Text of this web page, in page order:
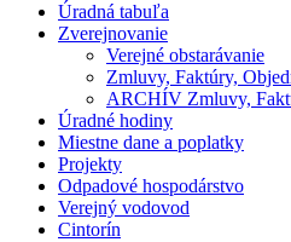
Úradná tabuľa
Zverejnovanie
Verejné obstarávanie
Zmluvy, Faktúry,
ARCHÍV Zmluvy,
Úradné hodiny
Miestne dane a poplatky
Projekty
Odpadové hospodárstvo
Verejný vodovod
Cintorín